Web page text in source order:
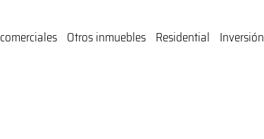
Otros inmuebles Residential Inversión